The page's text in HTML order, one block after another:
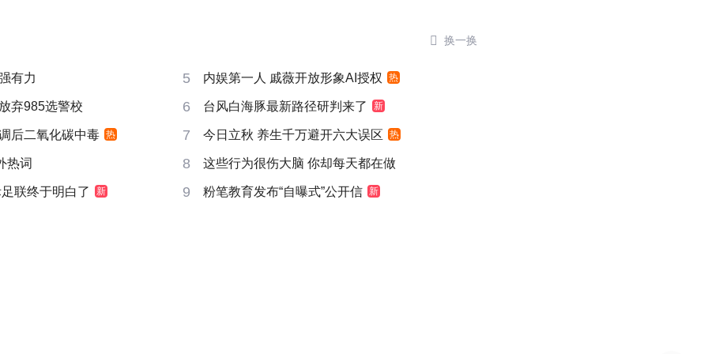
 换一换
有力 5 内娱第一人 戚薇开放形象AI授权 热
弃985选警校 6 台风白海豚最新路径研判来了 新
后二氧化碳中毒 热 7 今日立秋 养生千万避开六大误区 热
热词 8 这些行为很伤大脑 你却每天都在做
联终于明白了 新 9 粉笔教育发布“自曝式”公开信 新